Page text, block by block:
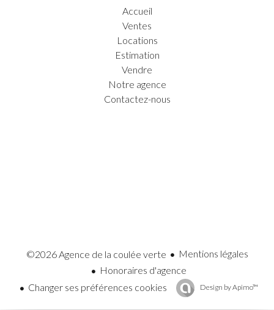
Accueil
Ventes
Locations
Estimation
Vendre
Notre agence
Contactez-nous
©2026 Agence de la coulée verte
Mentions légales
Honoraires d'agence
Changer ses préférences cookies
Design byApimo™